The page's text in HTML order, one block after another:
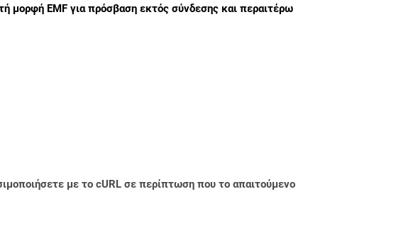
μορφή EMF για πρόσβαση εκτός σύνδεσης και περαιτέρω
με το cURL σε περίπτωση που το απαιτούμενο